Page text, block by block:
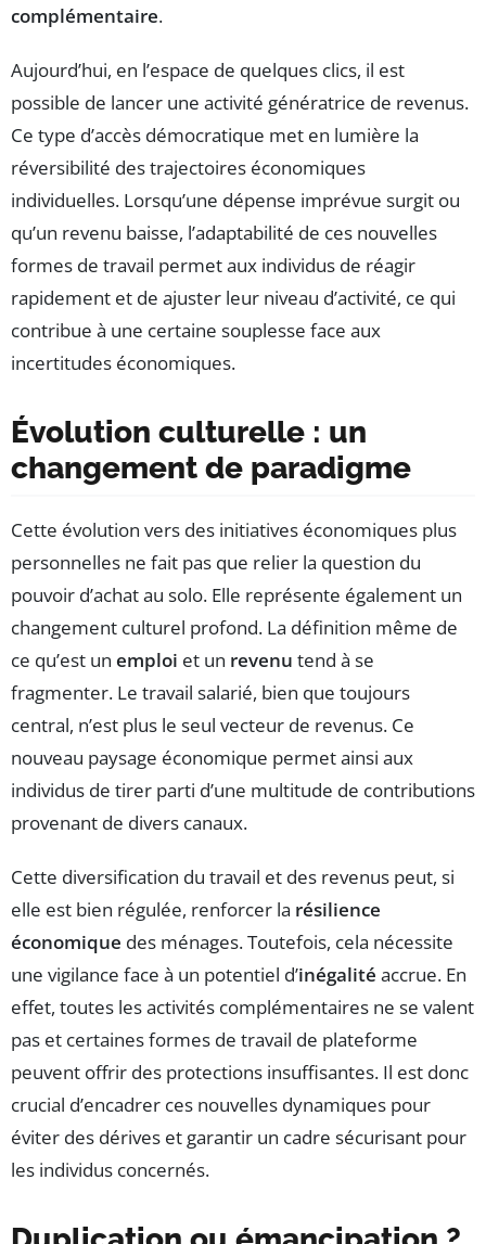
complémentaire.
Aujourd’hui, en l’espace de quelques clics, il est
possible de lancer une activité génératrice de revenus.
Ce type d’accès démocratique met en lumière la
réversibilité des trajectoires économiques
individuelles. Lorsqu’une dépense imprévue surgit ou
qu’un revenu baisse, l’adaptabilité de ces nouvelles
formes de travail permet aux individus de réagir
rapidement et de ajuster leur niveau d’activité, ce qui
contribue à une certaine souplesse face aux
incertitudes économiques.
Évolution culturelle : un
changement de paradigme
Cette évolution vers des initiatives économiques plus
personnelles ne fait pas que relier la question du
pouvoir d’achat au solo. Elle représente également un
changement culturel profond. La définition même de
ce qu’est un emploi et un revenu tend à se
fragmenter. Le travail salarié, bien que toujours
central, n’est plus le seul vecteur de revenus. Ce
nouveau paysage économique permet ainsi aux
individus de tirer parti d’une multitude de contributions
provenant de divers canaux.
Cette diversification du travail et des revenus peut, si
elle est bien régulée, renforcer la résilience
économique des ménages. Toutefois, cela nécessite
une vigilance face à un potentiel d’inégalité accrue. En
effet, toutes les activités complémentaires ne se valent
pas et certaines formes de travail de plateforme
peuvent offrir des protections insuffisantes. Il est donc
crucial d’encadrer ces nouvelles dynamiques pour
éviter des dérives et garantir un cadre sécurisant pour
les individus concernés.